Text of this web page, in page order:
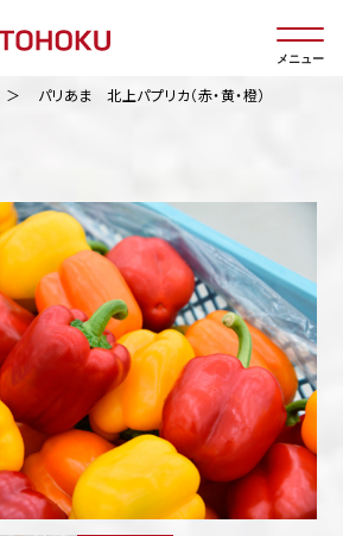
メニュー
パリあま 北上パプリカ（赤・黄・橙）